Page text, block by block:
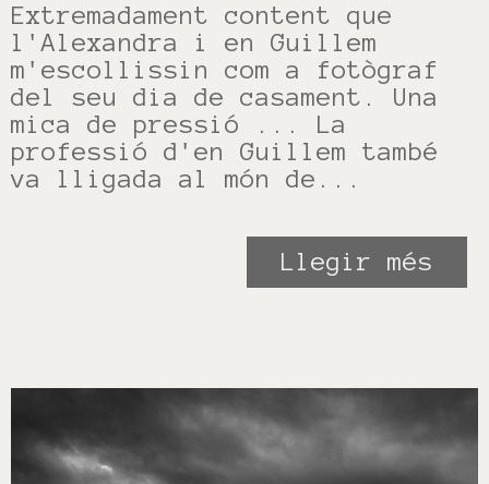
Extremadament content que
l'Alexandra i en Guillem
m'escollissin com a fotògraf
del seu dia de casament. Una
mica de pressió ... La
professió d'en Guillem també
va lligada al món de...
Llegir més